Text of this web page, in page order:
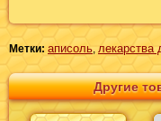
Метки: аписоль, лекарства
Другие